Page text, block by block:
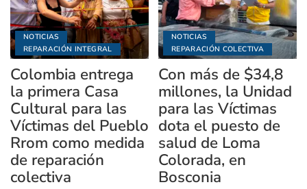
NOTICIAS
REPARACIÓN INTEGRAL
Colombia entrega
la primera Casa
Cultural para las
Víctimas del Pueblo
Rrom como medida
de reparación
colectiva
NOTICIAS
REPARACIÓN COLECTIVA
Con más de $34,8
millones, la Unidad
para las Víctimas
dota el puesto de
salud de Loma
Colorada, en
Bosconia